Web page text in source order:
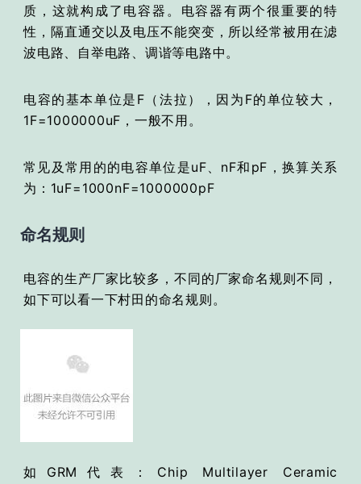
质，这就构成了电容器。电容器有两个很重要的特
性，隔直通交以及电压不能突变，所以经常被用在滤
波电路、自举电路、调谐等电路中。
电容的基本单位是F（法拉）， 因为F的单位较大，
1F=1000000uF，一般不用。
常见及常用的的电容单位是uF、nF和pF ，换算关系
为： 1uF=1000nF=1000000pF
命名规则
电容的生产厂家比较多，不同的厂家命名规则不同，
如下可以看一下村田的命名规则。
如GRM代表：Chip Multilayer Ceramic